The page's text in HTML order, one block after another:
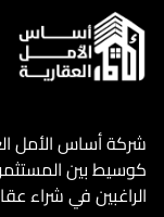
شركة أساس الأمل
كوسيط بين
الراغبين في شراء